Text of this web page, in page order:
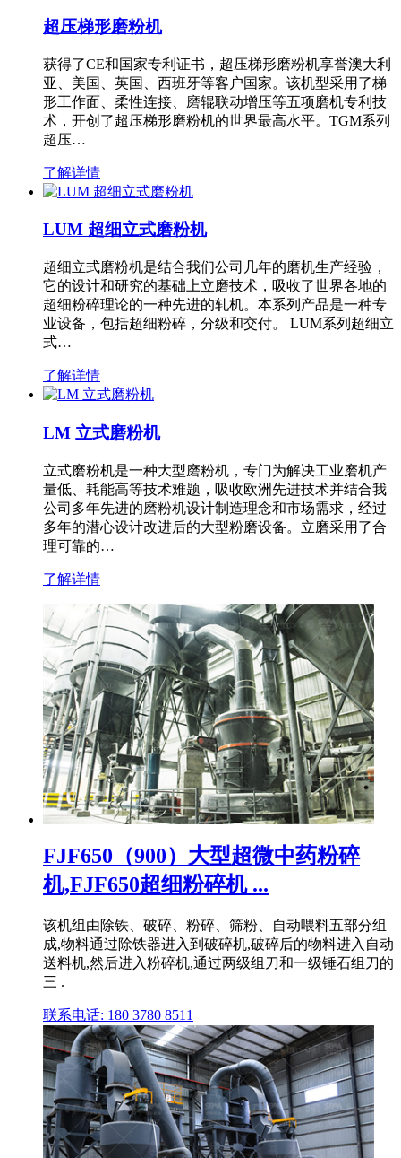
超压梯形磨粉机
获得了CE和国家专利证书，超压梯形磨粉机享誉澳大利
亚、美国、英国、西班牙等客户国家。该机型采用了梯
形工作面、柔性连接、磨辊联动增压等五项磨机专利技
术，开创了超压梯形磨粉机的世界最高水平。TGM系列
超压…
了解详情
LUM 超细立式磨粉机
超细立式磨粉机是结合我们公司几年的磨机生产经验，
它的设计和研究的基础上立磨技术，吸收了世界各地的
超细粉碎理论的一种先进的轧机。本系列产品是一种专
业设备，包括超细粉碎，分级和交付。 LUM系列超细立
式…
了解详情
LM 立式磨粉机
立式磨粉机是一种大型磨粉机，专门为解决工业磨机产
量低、耗能高等技术难题，吸收欧洲先进技术并结合我
公司多年先进的磨粉机设计制造理念和市场需求，经过
多年的潜心设计改进后的大型粉磨设备。立磨采用了合
理可靠的…
了解详情
FJF650（900）大型超微中药粉碎
机,FJF650超细粉碎机 ...
该机组由除铁、破碎、粉碎、筛粉、自动喂料五部分组
成,物料通过除铁器进入到破碎机,破碎后的物料进入自动
送料机,然后进入粉碎机,通过两级组刀和一级锤石组刀的
三 .
联系电话: 180 3780 8511